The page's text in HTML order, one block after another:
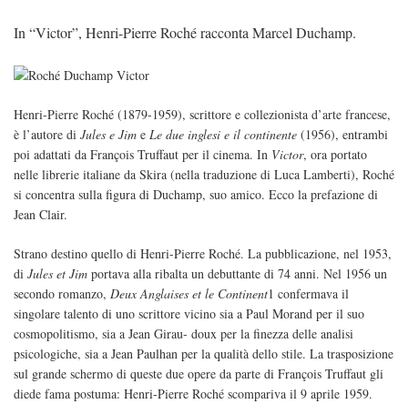
In “Victor”, Henri-Pierre Roché racconta Marcel Duchamp.
Henri-Pierre Roché (1879-1959), scrittore e collezionista d’arte francese,
è l’autore di Jules e Jim e Le due inglesi e il continente (1956), entrambi
poi adattati da François Truffaut per il cinema. In Victor, ora portato
nelle librerie italiane da Skira (nella traduzione di Luca Lamberti), Roché
si concentra sulla figura di Duchamp, suo amico. Ecco la prefazione di
Jean Clair.
Strano destino quello di Henri-Pierre Roché. La pubblicazione, nel 1953,
di Jules et Jim portava alla ribalta un debuttante di 74 anni. Nel 1956 un
secondo romanzo, Deux Anglaises et le Continent1 confermava il
singolare talento di uno scrittore vicino sia a Paul Morand per il suo
cosmopolitismo, sia a Jean Girau- doux per la finezza delle analisi
psicologiche, sia a Jean Paulhan per la qualità dello stile. La trasposizione
sul grande schermo di queste due opere da parte di François Truffaut gli
diede fama postuma: Henri-Pierre Roché scompariva il 9 aprile 1959.